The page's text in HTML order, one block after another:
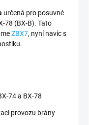
určená pro posuvné
78 (BX-B). Tato
ZBX7, nyní navíc s
74 a BX-78
provozu brány